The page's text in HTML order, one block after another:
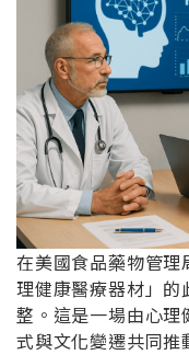
在美國食品藥物管
理健康醫療器材」
整。這是一場由心
式與文化變遷共同推